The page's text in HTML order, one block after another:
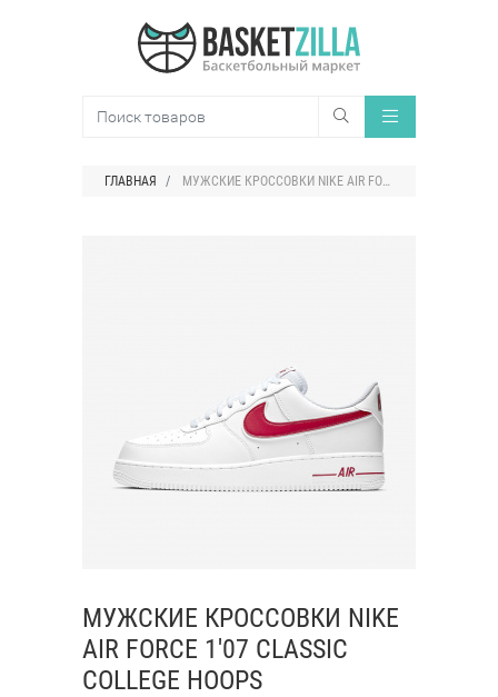
ГЛАВНАЯ МУЖСКИЕ КРОССОВКИ NIKE AIR FORCE 1'07 CLASSIC COLLEGE HOOPS
МУЖСКИЕ КРОССОВКИ NIKE
AIR FORCE 1'07 CLASSIC
COLLEGE HOOPS